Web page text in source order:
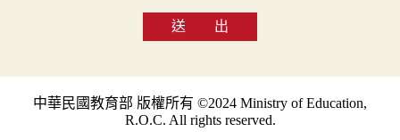
送 出
中華民國教育部 版權所有 ©2024 Ministry of Education,
R.O.C. All rights reserved.